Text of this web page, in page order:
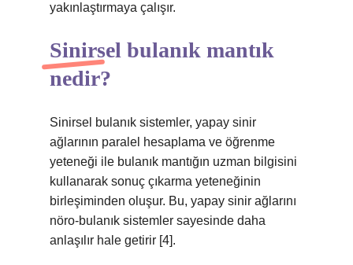
yakınlaştırmaya çalışır.
Sinirsel bulanık mantık
nedir?
Sinirsel bulanık sistemler, yapay sinir
ağlarının paralel hesaplama ve öğrenme
yeteneği ile bulanık mantığın uzman bilgisini
kullanarak sonuç çıkarma yeteneğinin
birleşiminden oluşur. Bu, yapay sinir ağlarını
nöro-bulanık sistemler sayesinde daha
anlaşılır hale getirir [4].